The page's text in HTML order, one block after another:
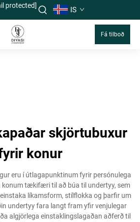
protected] IS
Fá tilboð
skjörtubuxur
konur
eru í útlagapunktinum fyrir persónulega
konum tækifæri til að búa til undertyy, sem
líkamsform, stílflokka og þarfir um
undertyy fara langt fram yfir venjulegar
algjörlega einstaklingslagaðan aðferð til